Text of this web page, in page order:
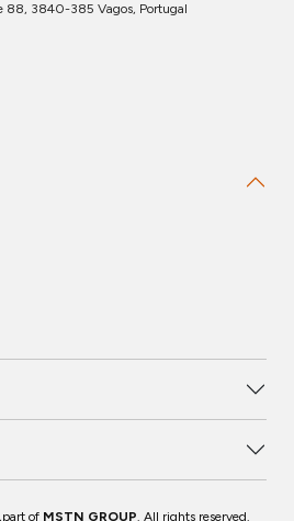
88, 3840-385 Vagos, Portugal
,part of MSTN GROUP. All rights reserved.